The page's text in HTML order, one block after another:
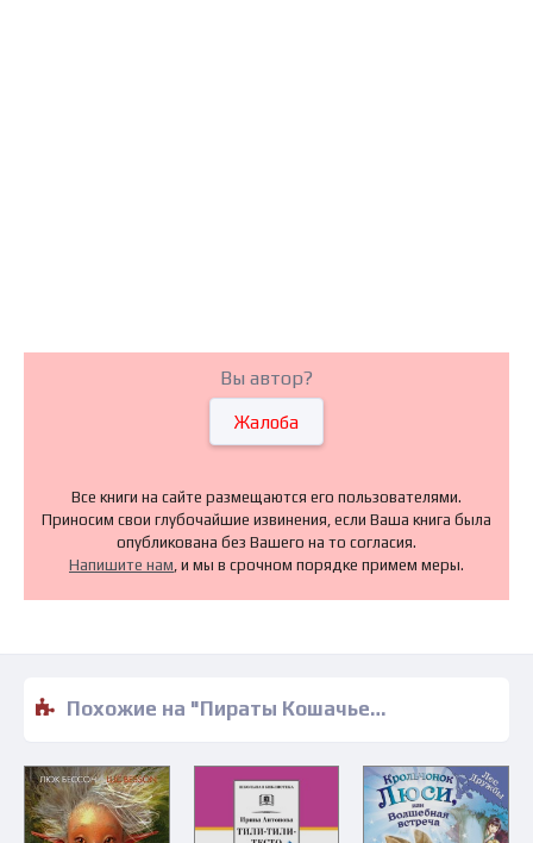
Вы автор?
Жалоба
Все книги на сайте размещаются его пользователями.
Приносим свои глубочайшие извинения, если Ваша книга была
опубликована без Вашего на то согласия.
Напишите нам , и мы в срочном порядке примем меры.
Похожие на "Пираты Кошачьего моря. Мумия Мятежника - Аня Амасова" книги читать бесплатно полные версии